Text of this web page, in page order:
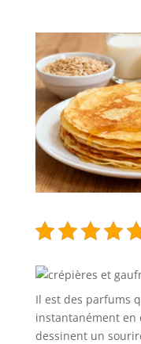
Il est des parfums
instantanément en
dessinent un